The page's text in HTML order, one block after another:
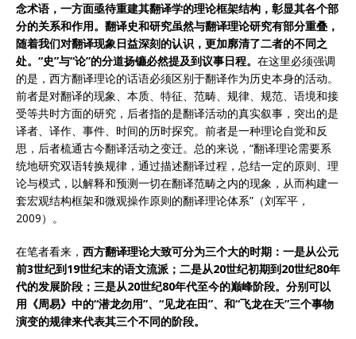
念术语，一方面亟待重建其翻译学的理论框架结构，彰显其各个部
分的关系和作用。翻译史和研究虽然与翻译理论研究有部分重叠，
随着我们对翻译现象日益深刻的认识，更加廓清了二者的不同之
处。“史”与“论”的分道扬镳必然提及到议事日程。 在这里必须强调
的是，西方翻译理论的话语必须区别于翻译作为历史本身的活动。
前者是对翻译的现象、本质、特征、范畴、规律、规范、语境和接
受等共时方面的研究，后者指的是翻译活动的真实叙事，突出的是
译者、译作、事件、时间的历时探究。前者是一种理论自觉和反
思，后者梳通古今翻译活动之变迁。总的来说，“翻译理论需要系
统地研究双语转换规律，通过描述翻译过程，总结一定的原则、理
论与模式，以解释和预测一切在翻译范畴之内的现象，从而构建一
套宏观结构框架和微观操作原则的翻译理论体系”（刘军平，
2009）。
在笔者看来， 西方翻译理论大致可分为三个大的时期：一是从公元
前3世纪到19世纪末的语文流派；二是从20世纪初期到20世纪80年
代的发展阶段；三是从20世纪80年代至今的巅峰阶段。分别可以
用《周易》中的“潜龙勿用”、“见龙在田”、和“飞龙在天”三个事物
演变的规律来代表其三个不同的阶段。